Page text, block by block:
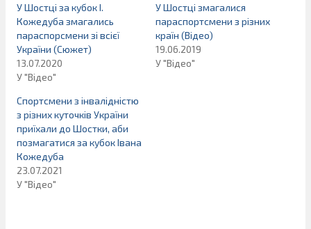
У Шостці за кубок І.
Кожедуба змагались
параспорсмени зі всієї
України (Сюжет)
13.07.2020
У "Відео"
У Шостці змагалися
параспортсмени з різних
країн (Відео)
19.06.2019
У "Відео"
Спортсмени з інвалідністю
з різних куточків України
приїхали до Шостки, аби
позмагатися за кубок Івана
Кожедуба
23.07.2021
У "Відео"